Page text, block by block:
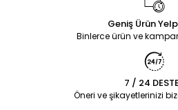
Geniş Ürün
Binlerce ürün ve
7 / 24
Öneri ve şikayetlerinizi